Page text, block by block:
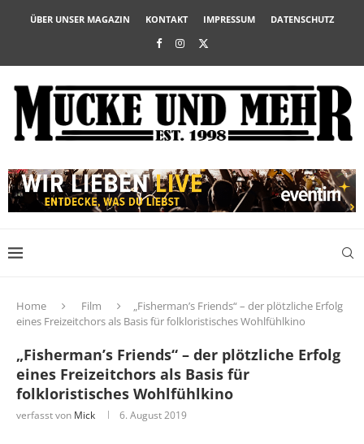
ÜBER UNSER MAGAZIN KONTAKT IMPRESSUM DATENSCHUTZ
Home Film
„Fisherman’s Friends“ – der plötzliche Erfolg
eines Freizeitchors als Basis für folkloristisches Wohlfühlkino
„Fisherman’s Friends“ – der plötzliche Erfolg
eines Freizeitchors als Basis für
folkloristisches Wohlfühlkino
verfasst von Mick 6. August 2019